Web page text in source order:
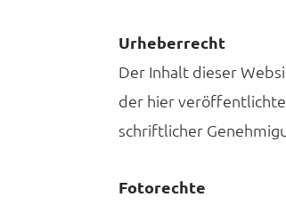
Urheberrecht
Der Inhalt dieser
der hier
schriftlicher
Fotorechte